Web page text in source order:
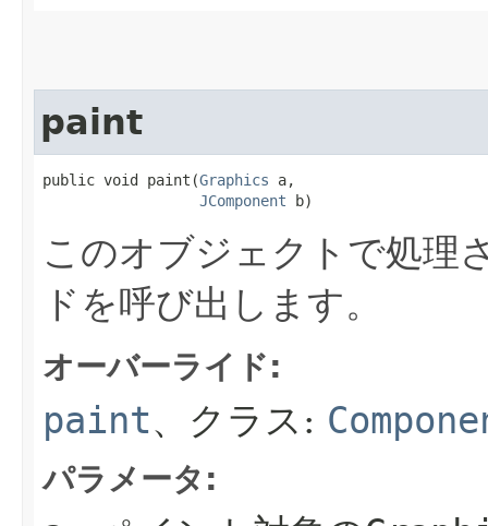
paint
public void paint​(Graphics a,
JComponent b)
このオブジェクトで処理
ドを呼び出します。
オーバーライド:
paint、クラス:
パラメータ: